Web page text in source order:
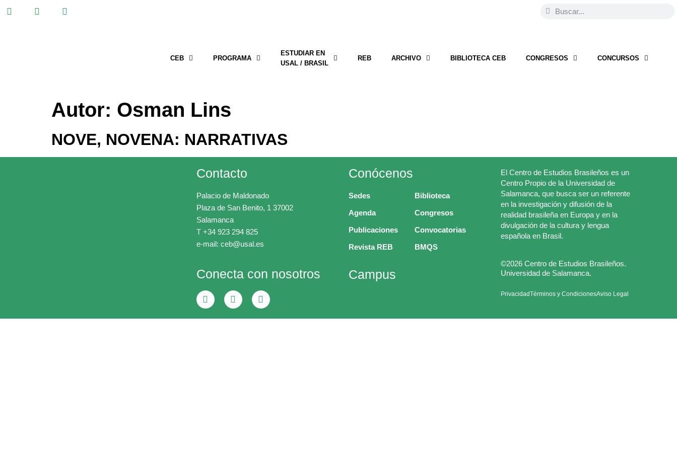
CEB PROGRAMA
ESTUDIAR EN
USAL / BRASIL
REB ARCHIVO BIBLIOTECA CEB CONGRESOS CONCURSOS
Autor: Osman Lins
NOVE, NOVENA: NARRATIVAS
Contacto
Palacio de Maldonado
Plaza de San Benito, 1 37002
Salamanca
T +34 923 294 825
e-mail: ceb@usal.es
Conecta con nosotros
Conócenos
Sedes
Agenda
Publicaciones
Revista REB
Biblioteca
Congresos
Convocatorias
BMQS
Campus
El Centro de Estudios Brasileños es un
Centro Propio de la Universidad de
Salamanca, que busca ser un referente
en la investigación y difusión de la
realidad brasileña en Europa y en la
divulgación de la cultura y lengua
española en Brasil.
©2026 Centro de Estudios Brasileños.
Universidad de Salamanca.
PrivacidadTérminos y CondicionesAviso Legal